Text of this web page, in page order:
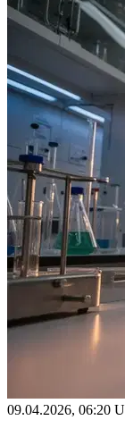
09.04.2026, 06:20